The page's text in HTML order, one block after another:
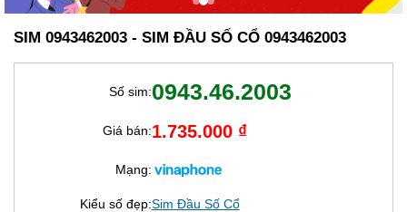
SIM 0943462003 - SIM ĐẦU SỐ CỔ 0943462003
Số sim:0943.46.2003
Giá bán:1.735.000 ₫
Mạng:
Kiểu số đẹp:Sim Đầu Số Cổ